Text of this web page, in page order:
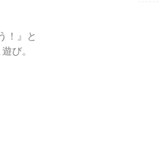
！』と
び。